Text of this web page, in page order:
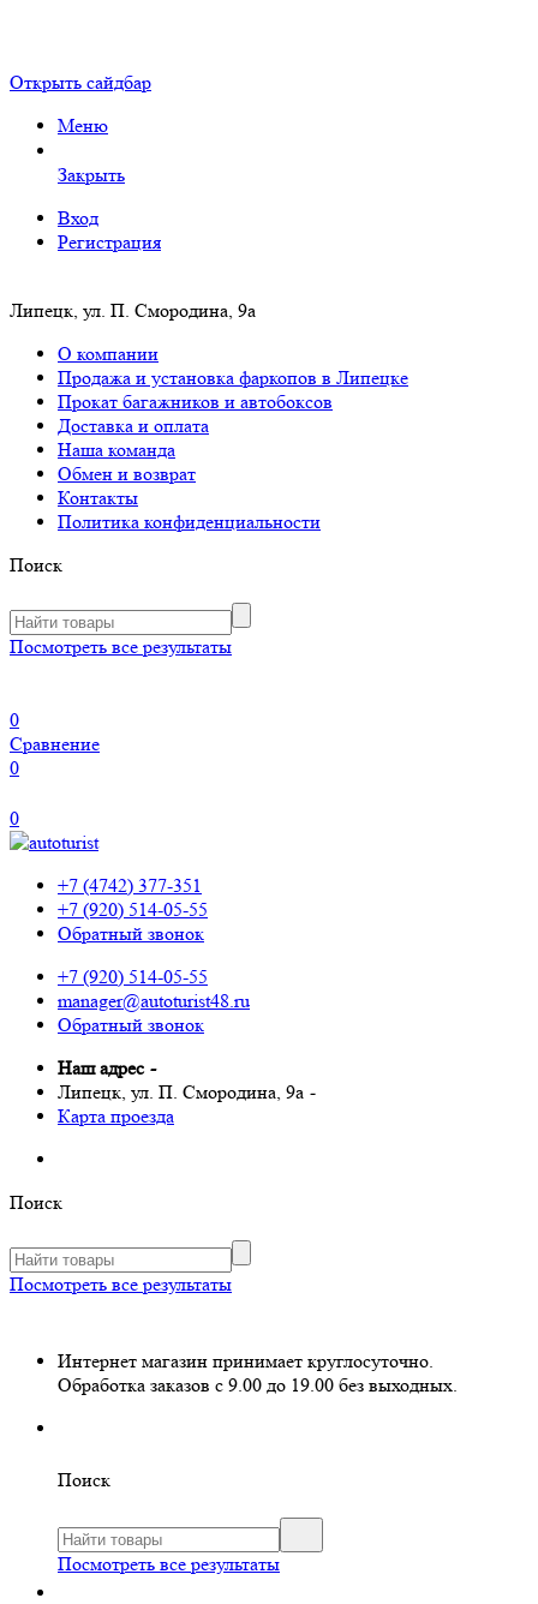
Открыть сайдбар
Меню
Закрыть
Вход
Регистрация
Липецк, ул. П. Смородина, 9а
О компании
Продажа и установка фаркопов в Липецке
Прокат багажников и автобоксов
Доставка и оплата
Наша команда
Обмен и возврат
Контакты
Политика конфиденциальности
Поиск
Посмотреть все результаты
0
Сравнение
0
0
+7 (4742) 377-351
+7 (920) 514-05-55
Обратный звонок
+7 (920) 514-05-55
manager@autoturist48.ru
Обратный звонок
Наш адрес -
Липецк, ул. П. Смородина, 9а -
Карта проезда
Поиск
Посмотреть все результаты
Интернет магазин принимает круглосуточно.
Обработка заказов с 9.00 до 19.00 без выходных.
Поиск
Посмотреть все результаты